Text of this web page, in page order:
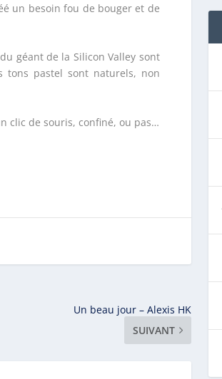
un besoin fou de bouger et de
géant de la Silicon Valley sont
tons pastel sont naturels, non
clic de souris, confiné, ou pas…
Un beau jour – Alexis HK
SUIVANT